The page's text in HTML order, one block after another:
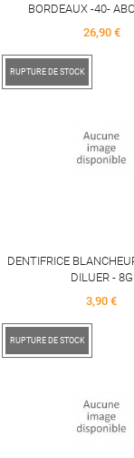
BORDEAUX -40-
Price
26,90 €
RUPTURE DE STOCK
DENTIFRICE
DILUER - 8G
Price
3,90 €
RUPTURE DE STOCK